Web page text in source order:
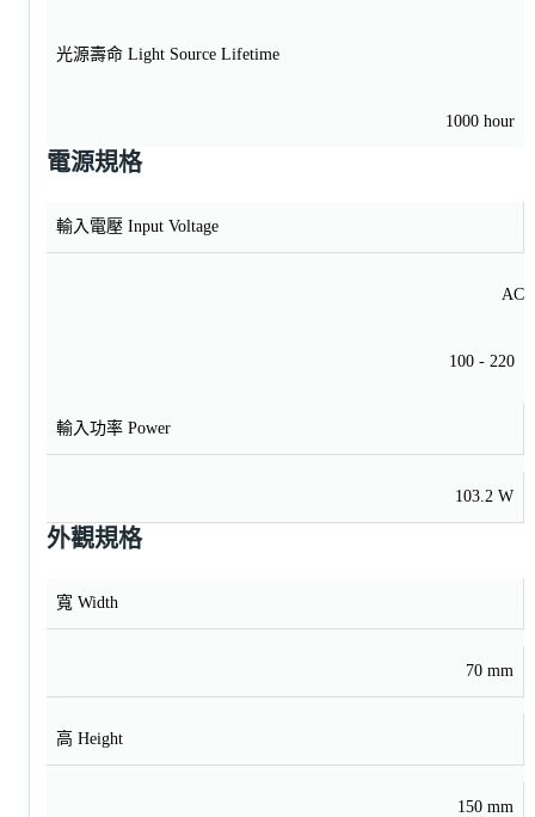
光源壽命 Light Source Lifetime
1000 hour
電源規格
輸入電壓 Input Voltage
AC
100 - 220
輸入功率 Power
103.2 W
外觀規格
寬 Width
70 mm
高 Height
150 mm